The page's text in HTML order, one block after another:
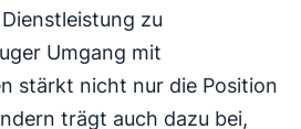
zu
Umgang mit
stärkt nicht nur die Position
trägt auch dazu bei,